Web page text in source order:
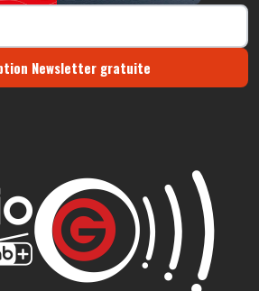
Newsletter gratuite